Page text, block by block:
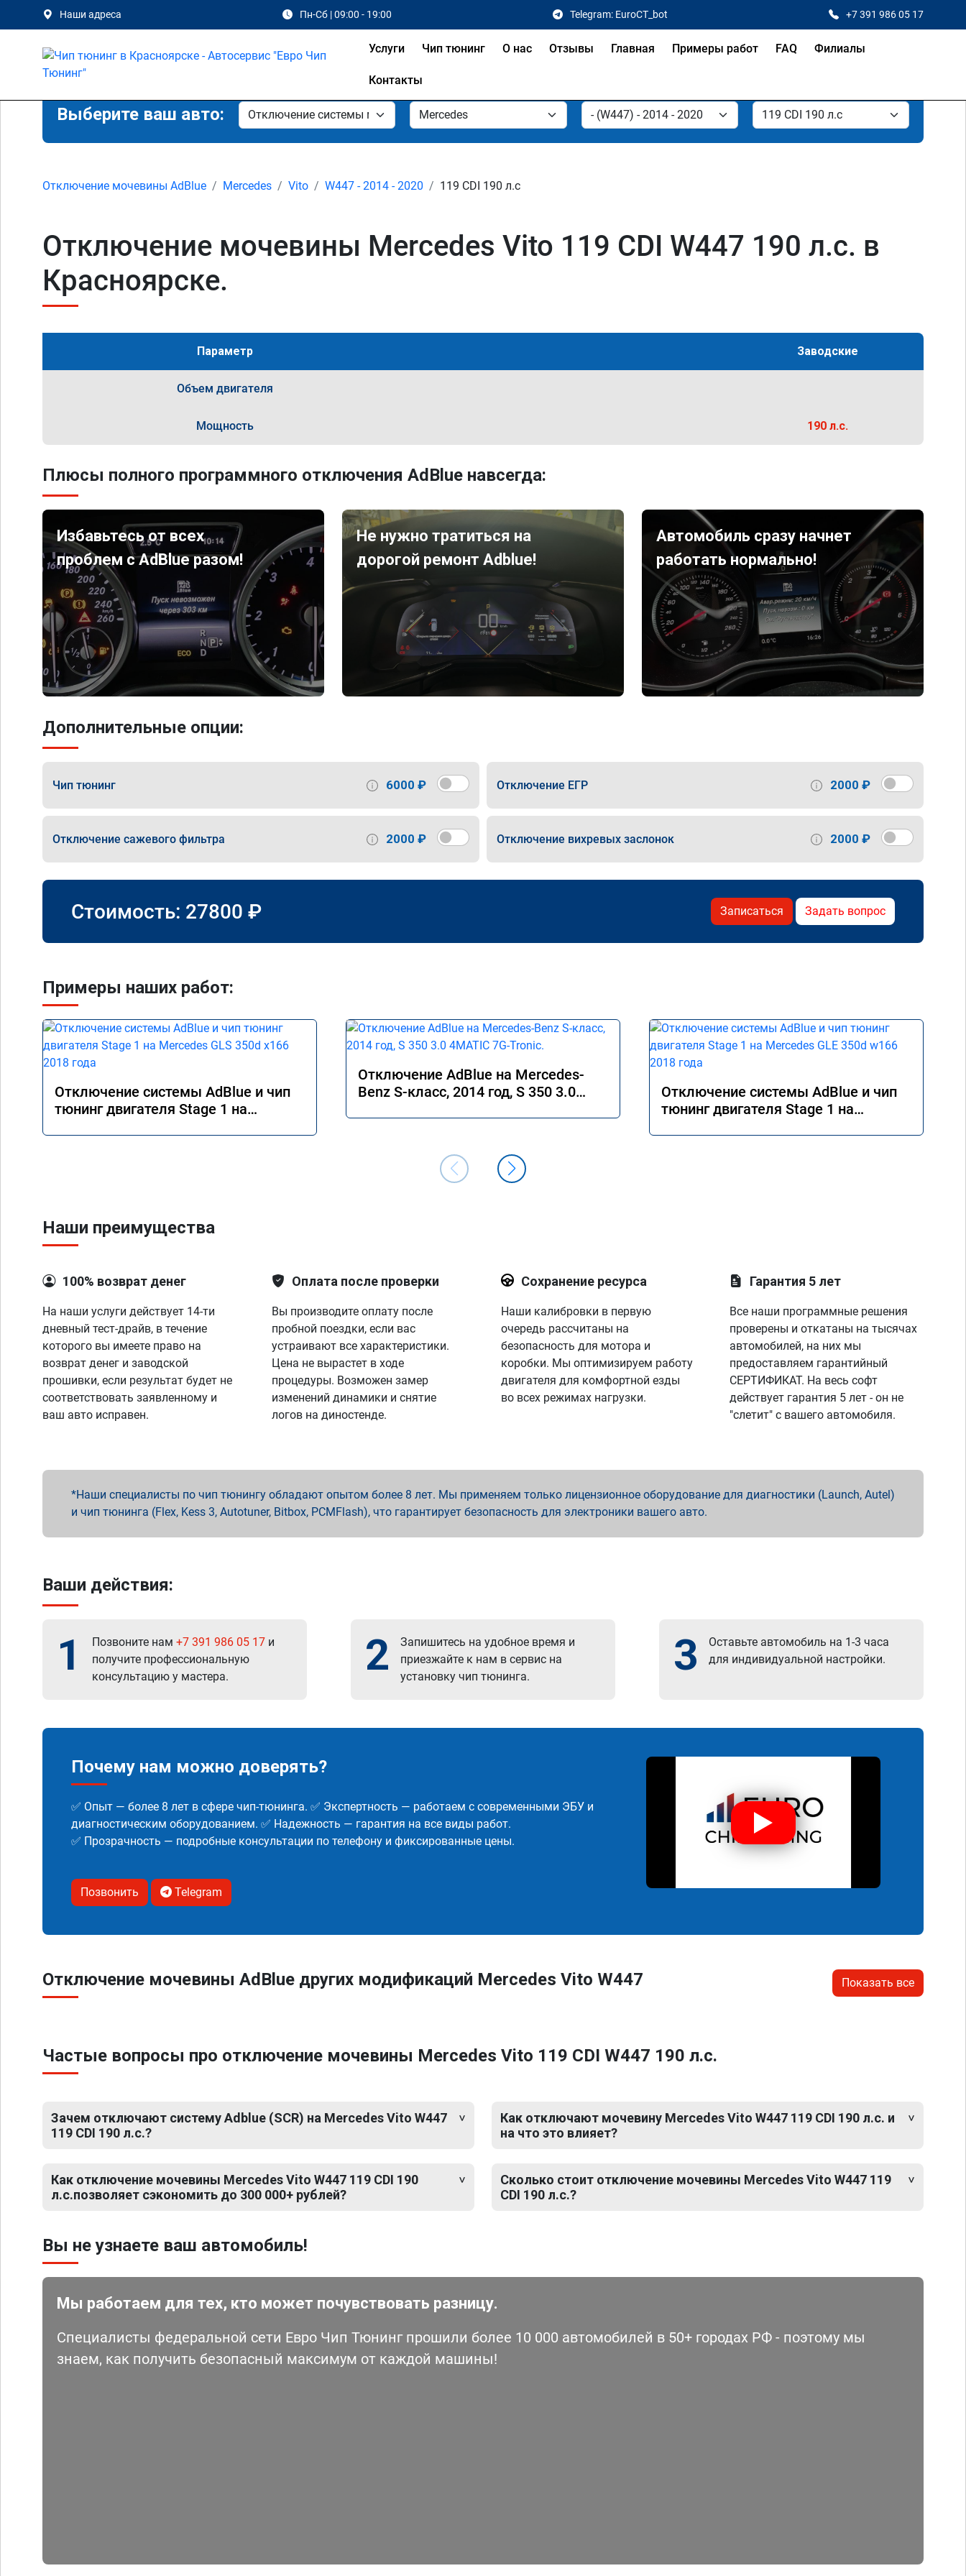
Наши адреса Пн-Сб | 09:00 - 19:00 Telegram: EuroCT_bot +7 391 986 05 17
Услуги Чип тюнинг О нас Отзывы Главная Примеры работ FAQ Филиалы
Контакты
Выберите ваш авто:
Отключение мочевины AdBlue Mercedes Vito W447 - 2014 - 2020 119 CDI 190 л.с
Отключение мочевины Mercedes Vito 119 CDI W447 190 л.с. в
Красноярске.
Параметр Заводские
Объем двигателя
Мощность 190 л.с.
Плюсы полного программного отключения AdBlue навсегда:
Избавьтесь от всех
проблем с AdBlue разом!
Не нужно тратиться на
дорогой ремонт Adblue!
Автомобиль сразу начнет
работать нормально!
Дополнительные опции:
Чип тюнинг 6000 ₽ Отключение ЕГР 2000 ₽
Отключение сажевого фильтра 2000 ₽ Отключение вихревых заслонок 2000 ₽
Стоимость: 27800 ₽ Записаться Задать вопрос
Примеры наших работ:
Отключение системы AdBlue и чип
тюнинг двигателя Stage 1 на
Отключение AdBlue на Mercedes-
Benz S-класс, 2014 год, S 350 3.0
Отключение системы AdBlue и чип
тюнинг двигателя Stage 1 на
Наши преимущества
100% возврат денег
На наши услуги действует 14-ти
дневный тест-драйв, в течение
которого вы имеете право на
возврат денег и заводской
прошивки, если результат будет не
соответствовать заявленному и
ваш авто исправен.
Оплата после проверки
Вы производите оплату после
пробной поездки, если вас
устраивают все характеристики.
Цена не вырастет в ходе
процедуры. Возможен замер
изменений динамики и снятие
логов на диностенде.
Сохранение ресурса
Наши калибровки в первую
очередь рассчитаны на
безопасность для мотора и
коробки. Мы оптимизируем работу
двигателя для комфортной езды
во всех режимах нагрузки.
Гарантия 5 лет
Все наши программные решения
проверены и откатаны на тысячах
автомобилей, на них мы
предоставляем гарантийный
СЕРТИФИКАТ. На весь софт
действует гарантия 5 лет - он не
"слетит" с вашего автомобиля.
Наши специалисты по чип тюнингу обладают опытом более 8 лет. Мы применяем только лицензионное оборудование для диагностики (Launch, Autel)
и чип тюнинга (Flex, Kess 3, Autotuner, Bitbox, PCMFlash), что гарантирует безопасность для электроники вашего авто.
Ваши действия:
1 Позвоните нам +7 391 986 05 17 и
получите профессиональную
консультацию у мастера.
2
Запишитесь на удобное время и
приезжайте к нам в сервис на
установку чип тюнинга.
3
Оставьте автомобиль на 1-3 часа
для индивидуальной настройки.
Почему нам можно доверять?
✅ Опыт — более 8 лет в сфере чип-тюнинга. ✅ Экспертность — работаем с современными ЭБУ и
диагностическим оборудованием. ✅ Надежность — гарантия на все виды работ.
✅ Прозрачность — подробные консультации по телефону и фиксированные цены.
Позвонить Telegram
Отключение мочевины AdBlue других модификаций Mercedes Vito W447 Показать все
Частые вопросы про отключение мочевины Mercedes Vito 119 CDI W447 190 л.с.
Зачем отключают систему Adblue (SCR) на Mercedes Vito W447
119 CDI 190 л.с.?
Как отключение мочевины Mercedes Vito W447 119 CDI 190
л.с.позволяет сэкономить до 300 000+ рублей?
Как отключают мочевину Mercedes Vito W447 119 CDI 190 л.с. и
на что это влияет?
Сколько стоит отключение мочевины Mercedes Vito W447 119
CDI 190 л.с.?
Вы не узнаете ваш автомобиль!
Мы работаем для тех, кто может почувствовать разницу.
Специалисты федеральной сети Евро Чип Тюнинг прошили более 10 000 автомобилей в 50+ городах РФ - поэтому мы
знаем, как получить безопасный максимум от каждой машины!